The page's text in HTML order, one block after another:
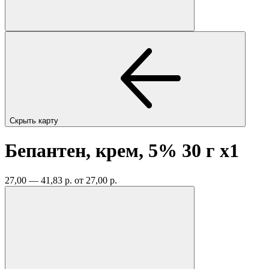
Скрыть карту
Бепантен, крем, 5% 30 г x1
27,00 — 41,83 р. от 27,00 р.